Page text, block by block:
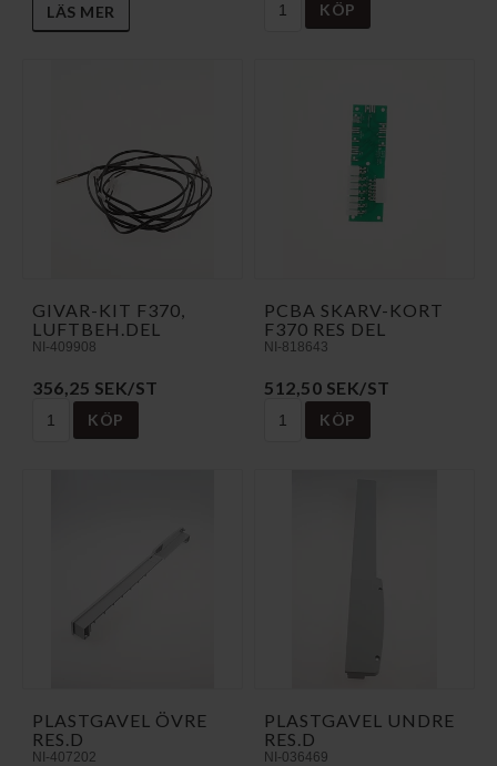
LÄS MER KÖP
GIVAR-KIT F370,
LUFTBEH.DEL
NI-409908
356,25 SEK/ST
KÖP
PCBA SKARV-KORT
F370 RES DEL
NI-818643
512,50 SEK/ST
KÖP
PLASTGAVEL ÖVRE
RES.D
NI-407202
PLASTGAVEL UNDRE
RES.D
NI-036469